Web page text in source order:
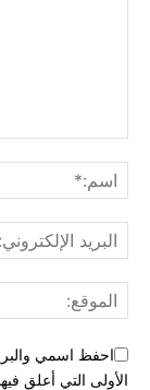
احفظ اسمي
الأولى التي أعلق